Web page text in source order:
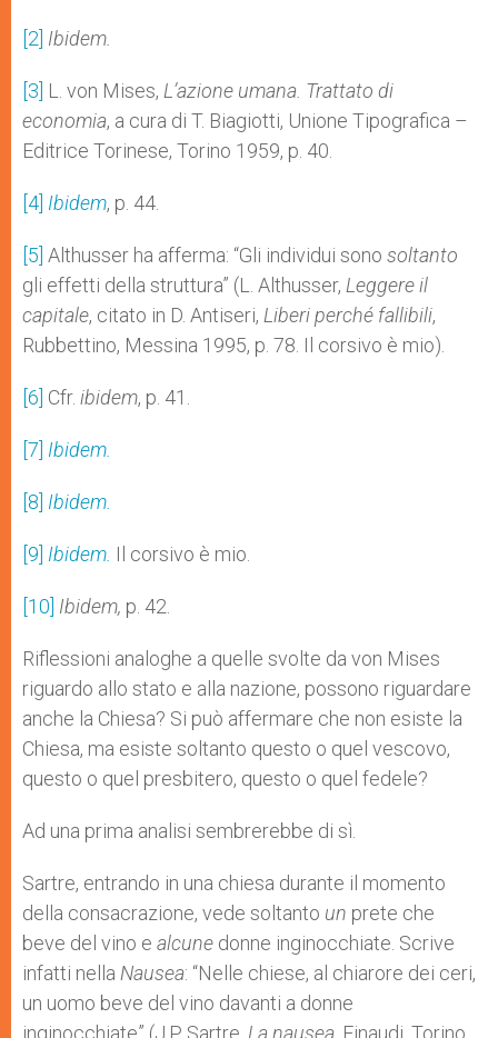
[2] Ibidem.
[3] L. von Mises, L’azione umana. Trattato di
economia, a cura di T. Biagiotti, Unione Tipografica –
Editrice Torinese, Torino 1959, p. 40.
[4] Ibidem, p. 44.
[5] Althusser ha afferma: “Gli individui sono soltanto
gli effetti della struttura” (L. Althusser, Leggere il
capitale, citato in D. Antiseri, Liberi perché fallibili,
Rubbettino, Messina 1995, p. 78. Il corsivo è mio).
[6] Cfr. ibidem, p. 41.
[7] Ibidem.
[8] Ibidem.
[9] Ibidem. Il corsivo è mio.
[10] Ibidem, p. 42.
Riflessioni analoghe a quelle svolte da von Mises
riguardo allo stato e alla nazione, possono riguardare
anche la Chiesa? Si può affermare che non esiste la
Chiesa, ma esiste soltanto questo o quel vescovo,
questo o quel presbitero, questo o quel fedele?
Ad una prima analisi sembrerebbe di sì.
Sartre, entrando in una chiesa durante il momento
della consacrazione, vede soltanto un prete che
beve del vino e alcune donne inginocchiate. Scrive
infatti nella Nausea: “Nelle chiese, al chiarore dei ceri,
un uomo beve del vino davanti a donne
inginocchiate” (J.P. Sartre, La nausea , Einaudi, Torino